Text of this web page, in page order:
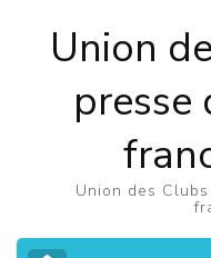
Union
presse
Union des